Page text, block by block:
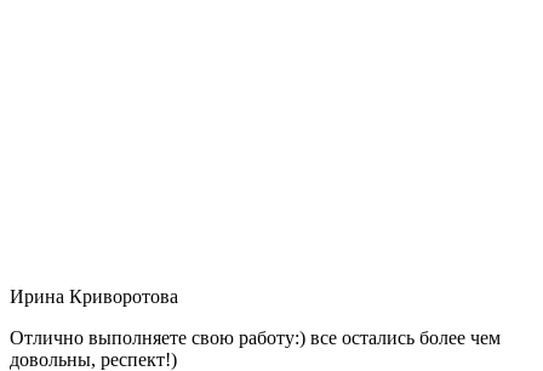
Ирина Криворотова
Отлично выполняете свою работу:) все остались более чем
довольны, респект!)